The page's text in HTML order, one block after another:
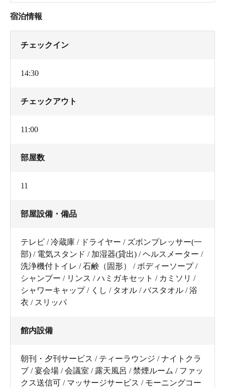
宿泊情報
チェックイン
14:30
チェックアウト
11:00
部屋数
11
部屋設備・備品
テレビ / 冷蔵庫 / ドライヤー / ズボンプレッサー(一
部) / 電気スタンド / 加湿器(貸出) / ヘルスメーター /
洗浄機付トイレ / 石鹸（固形） / ボディーソープ /
シャンプー / リンス / ハミガキセット / カミソリ /
シャワーキャップ / くし / タオル / バスタオル / 浴
衣 / スリッパ
館内設備
朝刊・夕刊サービス / ティーラウンジ / ナイトクラ
ブ / 宴会場 / 会議室 / 露天風呂 / 禁煙ルーム / ファッ
クス送信可 / マッサージサービス / モーニングコー